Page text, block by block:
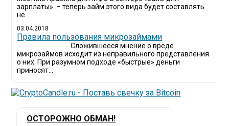
зарплаты» – теперь займ этого вида будет составлять
не...
03.04.2018
​Правила пользования микрозаймами
Сложившееся мнение о вреде
микрозаймов исходит из неправильного представления
о них. При разумном подходе «быстрые» деньги
приносят...
ОСТОРОЖНО ОБМАН!